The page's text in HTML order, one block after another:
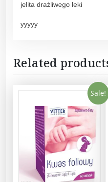
jelita drażliwego leki
yyyyy
Related
Sale!